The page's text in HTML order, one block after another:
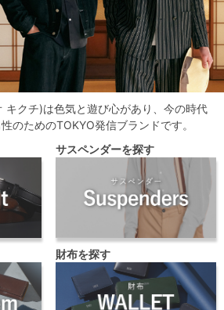
キクチ)は色気と遊び心があり、今の時代
のためのTOKYO発信ブランドです。
サスペンダーを探す
財布を探す